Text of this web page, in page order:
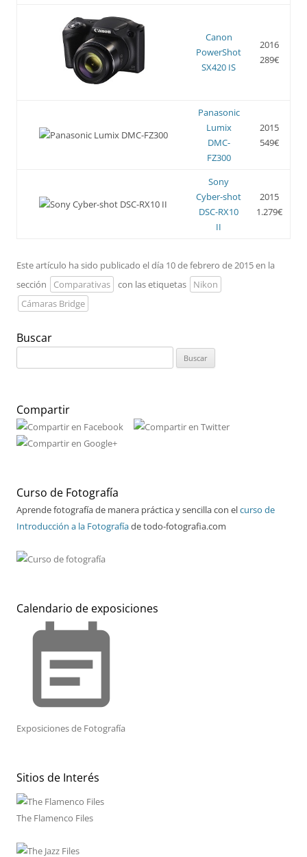
Canon
PowerShot
SX420 IS
2016
289€
Panasonic
Lumix
DMC-
FZ300
2015
549€
Sony
Cyber-shot
DSC-RX10
II
2015
1.279€
Este artículo ha sido publicado el día 10 de febrero de 2015 en la
sección
Comparativas con las etiquetas
Nikon
Cámaras Bridge
Buscar
Compartir
Curso de Fotografía
Aprende fotografía de manera práctica y sencilla con elcurso de
Introducción a la Fotografíade todo-fotografia.com
Calendario de exposiciones
event_note
Exposiciones de Fotografía
Sitios de Interés
The Flamenco Files